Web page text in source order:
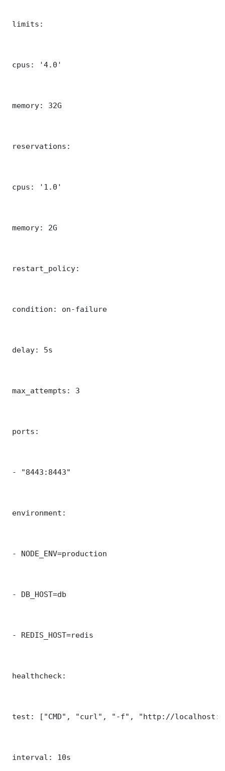
limits:
cpus: '4.0'
memory: 32G
reservations:
cpus: '1.0'
memory: 2G
restart_policy:
condition: on-failure
delay: 5s
max_attempts: 3
ports:
- "8443:8443"
environment:
- NODE_ENV=production
- DB_HOST=db
- REDIS_HOST=redis
healthcheck:
test: ["CMD", "curl", "-f", "http://
interval: 10s